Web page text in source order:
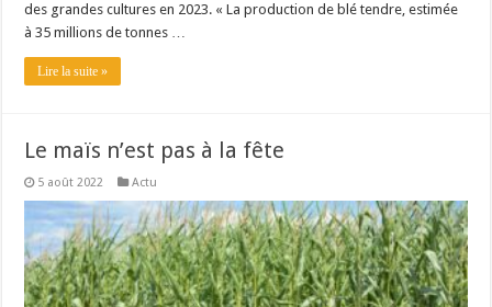
des grandes cultures en 2023. « La production de blé tendre, estimée
à 35 millions de tonnes …
Lire la suite »
Le maïs n’est pas à la fête
5 août 2022 Actu